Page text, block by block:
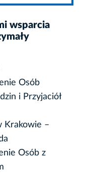
wsparcia
Osób
i Przyjaciół
Krakowie –
Osób z